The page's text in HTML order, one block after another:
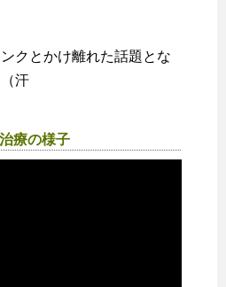
クとかけ離れた話題とな
汗
療の様子